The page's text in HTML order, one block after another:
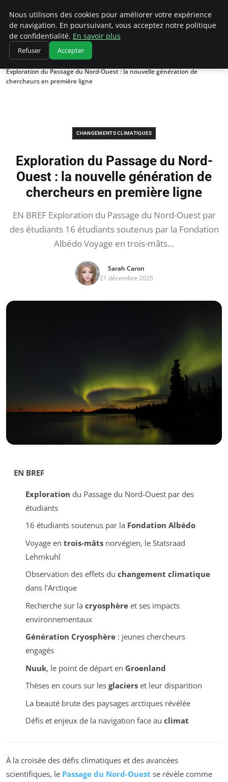
Climatedebtagents
Accueil
Changements climatiques
Exploration du Passage du Nord-Ouest : la nouvelle génération de
chercheurs en première ligne
CHANGEMENTS CLIMATIQUES
Exploration du Passage du Nord-
Ouest : la nouvelle génération de
chercheurs en première ligne
EN BREF Exploration du Passage du Nord-Ouest par
des étudiants 16 étudiants soutenus par la Fondation
Albédo Voyage en trois-mâts…
Sarah Caron
21 décembre 2025
EN BREF
Exploration du Passage du Nord-Ouest par des
étudiants
16 étudiants soutenus par la Fondation Albédo
Voyage en trois-mâtsnorvégien, le Statsraad
Lehmkuhl
Observation des effets du changement climatique
dans l’Arctique
Recherche sur la cryosphèreet ses impacts
environnementaux
Génération Cryosphère: jeunes chercheurs
engagés
Nuuk, le point de départ en Groenland
Thèses en cours sur les glacierset leur disparition
La beauté brute des paysages arctiques révélée
Défis et enjeux de la navigation face au climat
À la croisée des défis climatiques et des avancées
scientifiques, le Passage du Nord-Ouest se révèle comme
Nous utilisons des cookies pour améliorer votre expérience
de navigation. En poursuivant, vous acceptez notre politique
de confidentialité. En savoir plus
Refuser Accepter